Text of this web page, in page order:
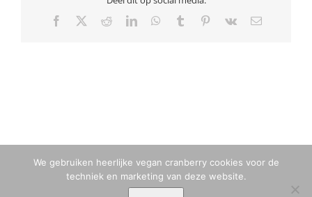
Facebook RedditLinkedInWhatsApp
Tumblr Pinterest
Vk
E-
We gebruiken heerlijke vegan cranberry cookies voor de
techniek en marketing van deze website.